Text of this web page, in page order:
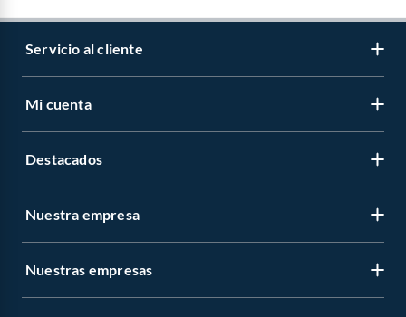
Servicio al cliente
Mi cuenta
Destacados
Nuestra empresa
Nuestras empresas